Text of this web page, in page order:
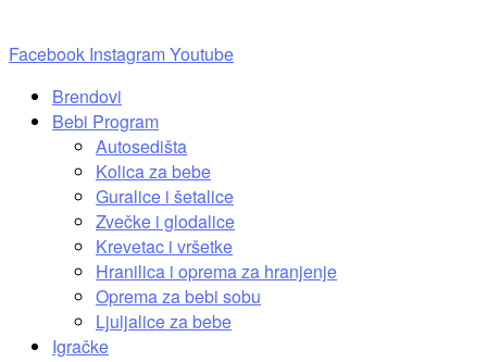
Facebook InstagramYoutube
Brendovi
Bebi Program
Autosedišta
Kolica za bebe
Guralice i šetalice
Zvečke i glodalice
Krevetac i vršetke
Hranilica i oprema za hranjenje
Oprema za bebi sobu
Ljuljalice za bebe
Igračke